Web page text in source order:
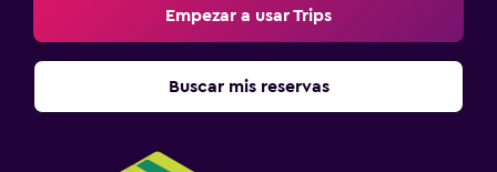
Empezar a usar Trips
Buscar mis reservas